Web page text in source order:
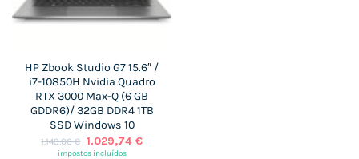
HP Zbook Studio G7 15.6″ /
i7-10850H Nvidia Quadro
RTX 3000 Max-Q (6 GB
GDDR6)/ 32GB DDR4 1TB
SSD Windows 10
1.149,00€ O
preço
1.029,74 €O
impostos incluídos